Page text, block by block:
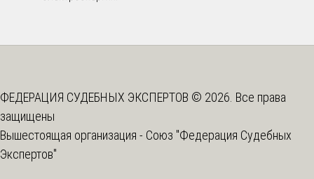
ФЕДЕРАЦИЯ СУДЕБНЫХ ЭКСПЕРТОВ © 2026. Все права
защищены
Вышестоящая организация - Союз "Федерация Судебных
Экспертов"